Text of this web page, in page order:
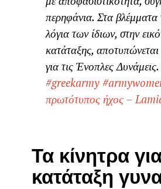
περηφάνια. Στα
λόγια των ίδιων, στην
κατάταξης,
για τις Ένοπλες Δυνάμεις.
#greekarmy
πρωτότυπος ήχος –
Τα κίνητρα
κατάταξη